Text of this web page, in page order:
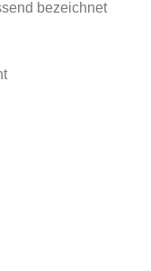
bezeichnet